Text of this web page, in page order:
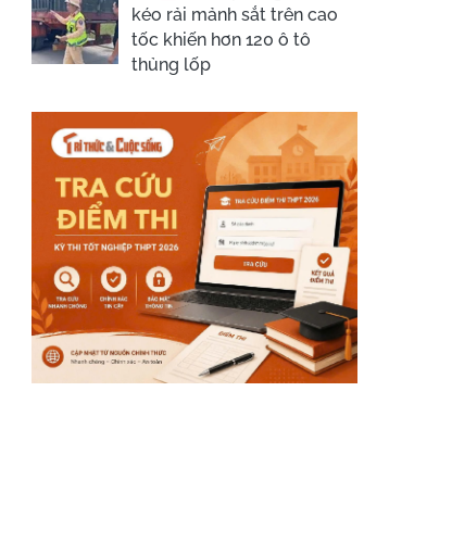
kéo rải mảnh sắt trên cao
tốc khiến hơn 120 ô tô
thủng lốp